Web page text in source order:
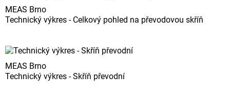
MEAS Brno
Technický výkres - Celkový pohled na převodovou skříň
MEAS Brno
Technický výkres - Skříň převodní